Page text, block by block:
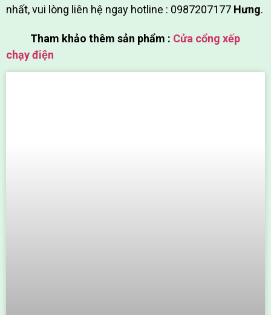
nhất, vui lòng liên hệ ngay hotline : 0987207177 Hưng.
Tham khảo thêm sản phẩm : Cửa cổng xếp
chạy điện